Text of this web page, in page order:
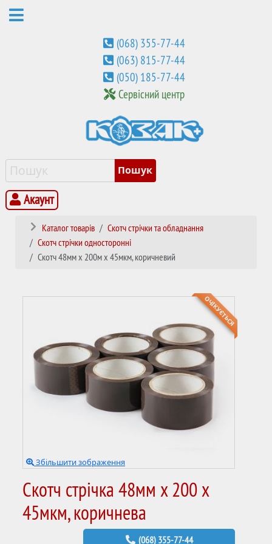
(068) 355-77-44
(063) 815-77-44
(050) 185-77-44
Сервісний центр
Акаунт
Каталог товарів
Скотч стрічки та обладнання
Скотч стрічки односторонні
Скотч 48мм x 200м х 45мкм, коричневий
ОЧІКУЄТЬСЯ
Збільшити зображення
Скотч стрічка 48мм x 200 х
45мкм, коричнева
(068) 355-77-44